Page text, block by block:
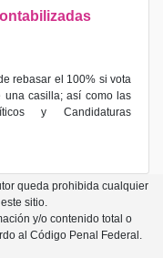
rebasar el 100% si vota
casilla; así como las
y Candidaturas
queda prohibida cualquier
sitio.
y/o contenido total o
al Código Penal Federal.